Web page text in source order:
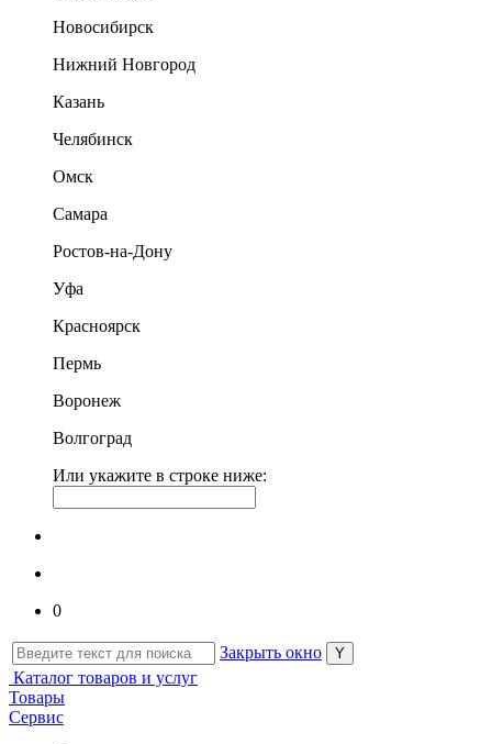
Новосибирск
Нижний Новгород
Казань
Челябинск
Омск
Самара
Ростов-на-Дону
Уфа
Красноярск
Пермь
Воронеж
Волгоград
Или укажите в строке ниже:
0
Закрыть окно
Каталог товаров и услуг
Товары
Сервис